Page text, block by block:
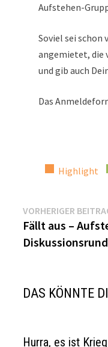
Aufstehen-
Soviel sei schon
angemietet, die
und gib auch
Das
Highlight
VORHERIGER
Fällt aus –
DAS KÖNNTE
Hurra, es ist